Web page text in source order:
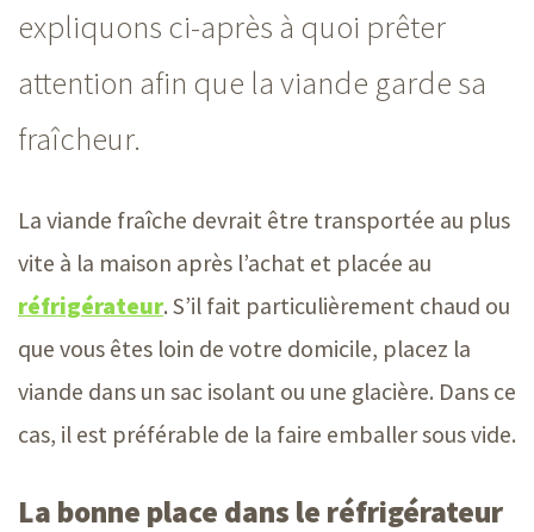
expliquons ci-après à quoi prêter
attention afin que la viande garde sa
fraîcheur.
La viande fraîche devrait être transportée au plus
vite à la maison après l’achat et placée au
réfrigérateur. S’il fait particulièrement chaud ou
que vous êtes loin de votre domicile, placez la
viande dans un sac isolant ou une glacière. Dans ce
cas, il est préférable de la faire emballer sous vide.
La bonne place dans le réfrigérateur